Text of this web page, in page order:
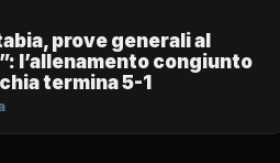
prove generali al
l’allenamento congiunto
termina 5-1